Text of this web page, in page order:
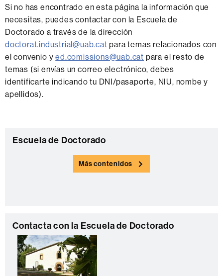
Si no has encontrado en esta página la información que
necesitas, puedes contactar con la Escuela de
Doctorado a través de la dirección
doctorat.industrial@uab.cat para temas relacionados con
el convenio yed.comissions@uab.cat para el resto de
temas (si envías un correo electrónico, debes
identificarte indicando tu DNI/pasaporte, NIU, nombe y
apellidos).
Información
complementaria
C
t
o
Escuela de Doctorado
Más contenidos
C
o
n
Contacta con la Escuela de Doctorado